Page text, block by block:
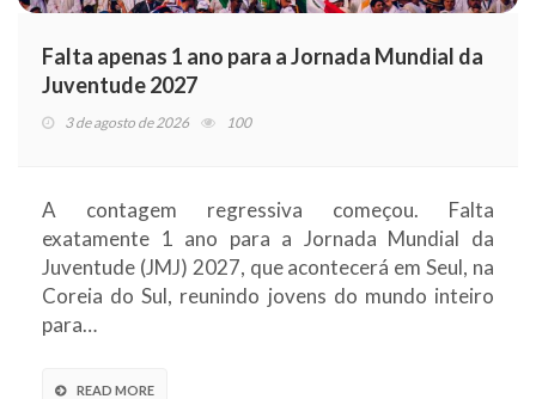
Falta apenas 1 ano para a Jornada Mundial da
Juventude 2027
3 de agosto de 2026 100
A contagem regressiva começou. Falta
exatamente 1 ano para a Jornada Mundial da
Juventude (JMJ) 2027, que acontecerá em Seul, na
Coreia do Sul, reunindo jovens do mundo inteiro
para…
READ MORE